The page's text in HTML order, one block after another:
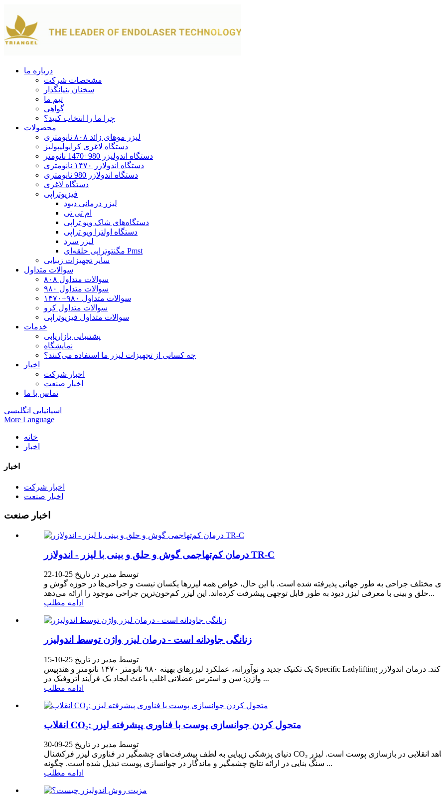
درباره ما
مشخصات شرکت
سخنان بنیانگذار
تیم ما
گواهی
چرا ما را انتخاب کنید؟
محصولات
لیزر موهای زائد ۸۰۸ نانومتری
دستگاه لاغری کرایولیپولیز
دستگاه اندولیزر 980+1470 نانومتر
دستگاه اندولازر ۱۴۷۰ نانومتری
دستگاه اندولازر 980 نانومتری
دستگاه لاغری
فیزیوتراپی
لیزر درمانی دیود
ام تی تی
دستگاه‌های شاک ویو تراپی
دستگاه اولترا ویو تراپی
لیزر سرد
مگنتوتراپی حلقه‌ای Pmst
سایر تجهیزات زیبایی
سوالات متداول
سوالات متداول ۸۰۸
سوالات متداول ۹۸۰
سوالات متداول ۹۸۰+۱۴۷۰
سوالات متداول کرو
سوالات متداول فیزیوتراپی
خدمات
پشتیبانی بازاریابی
نمایشگاه
چه کسانی از تجهیزات لیزر ما استفاده می‌کنند؟
اخبار
اخبار شرکت
اخبار صنعت
تماس با ما
اسپانیایی انگلیسی
More Language
خانه
اخبار
اخبار
اخبار شرکت
اخبار صنعت
اخبار صنعت
درمان کم‌تهاجمی گوش و حلق و بینی با لیزر - اندولازر TR-C
توسط مدیر در تاریخ 25-10-22
مختلف جراحی به طور جهانی پذیرفته شده است. با این حال، خواص همه لیزرها یکسان نیست و جراحی‌ها در حوزه گوش و
حلق و بینی با معرفی لیزر دیود به طور قابل توجهی پیشرفت کرده‌اند. این لیزر کم‌خون‌ترین جراحی موجود را ارائه می‌دهد...
ادامه مطلب
زنانگی جاودانه است - درمان لیزر واژن توسط اندولیزر
توسط مدیر در تاریخ 25-10-15
یک تکنیک جدید و نوآورانه، عملکرد لیزرهای بهینه ۹۸۰ نانومتر ۱۴۷۰ نانومتر و هندپیس Specific Ladylifting را به منظور تسریع تولید و بازسازی کلاژن مخاطی ترکیب می‌کند. درمان اندولازر
واژن: سن و استرس عضلانی اغلب باعث ایجاد یک فرآیند آتروفیک در ...
ادامه مطلب
انقلاب CO₂: متحول کردن جوانسازی پوست با فناوری پیشرفته لیزر
توسط مدیر در تاریخ 25-09-30
دنیای پزشکی زیبایی به لطف پیشرفت‌های چشمگیر در فناوری لیزر فرکشنال CO₂ شاهد انقلابی در بازسازی پوست است. لیزر CO₂ که به دلیل دقت و اثربخشی خود شناخته شده است، به
سنگ بنایی در ارائه نتایج چشمگیر و ماندگار در جوانسازی پوست تبدیل شده است. چگونه ...
ادامه مطلب